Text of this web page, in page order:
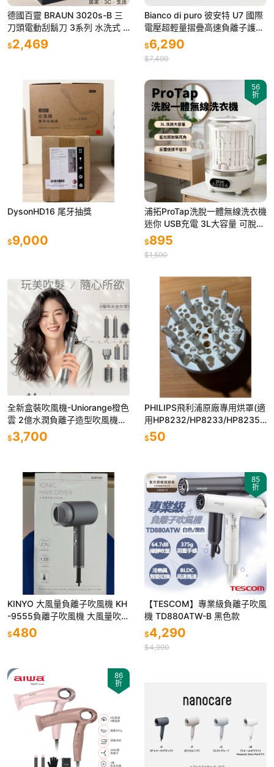
德國百靈 BRAUN 3020s-B 三
刀頭電動刮鬍刀 3系列 水洗式 3
020s 3020
$2,469
Bianco di puro 彼安特 U7 國際
電壓超輕量摺疊高速負離子護髮
吹風機 HD043/HD044
$6,290
$7,490
DysonHD16 尾牙抽獎
$9,000
56
折
浦拓ProTap洗脫一體無線洗衣機
迷你 USB充電 3L大容量 可脫水
小型洗衣機 隨身洗衣機 內褲洗
衣機
$895
$1,590
全新盒裝吹風機-Uniorange橙色
雲 2億水潤負離子造型吹風機M
$3,700
PHILIPS飛利浦原廠專用烘罩(適
用HP8232/HP8233/HP8235/
BHD171
$50
KINYO 大風量負離子吹風機 KH
-9555負離子吹風機 大風量吹風
機 專業吹風機
$480
85
折
【TESCOM】專業級負離子吹風
機 TD880ATW-B 黑色款
$4,290
$4,990
86
折